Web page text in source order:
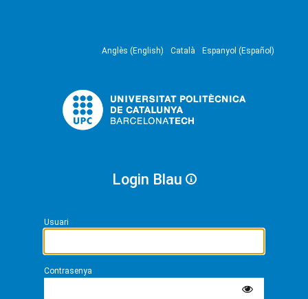
Anglès (English) Català Espanyol (Español)
Login Blau
Usuari
Contrasenya